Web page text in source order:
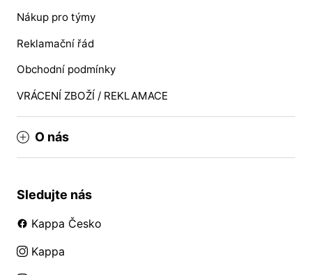
Nákup pro týmy
Reklamační řád
Obchodní podmínky
VRÁCENÍ ZBOŽÍ / REKLAMACE
O nás
Sledujte nás
Kappa Česko
Kappa